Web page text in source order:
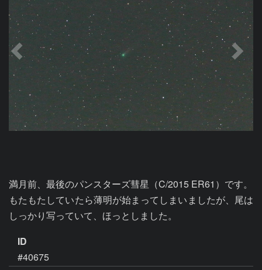
満月前、最後のパンスターズ彗星（C/2015 ER61）です。
もたもたしていたら薄明が始まってしまいましたが、尾は
しっかり写っていて、ほっとしました。
ID
#40675